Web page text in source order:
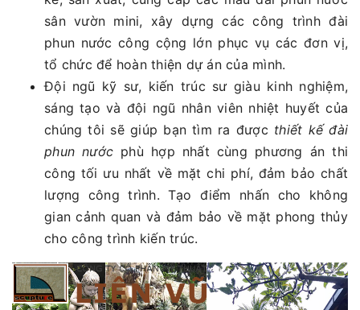
sân vườn mini, xây dựng các công trình đài
phun nước công cộng lớn phục vụ các đơn vị,
tổ chức để hoàn thiện dự án của mình.
Đội ngũ kỹ sư, kiến trúc sư giàu kinh nghiệm,
sáng tạo và đội ngũ nhân viên nhiệt huyết của
chúng tôi sẽ giúp bạn tìm ra được thiết kế đài
phun nước phù hợp nhất cùng phương án thi
công tối ưu nhất về mặt chi phí, đảm bảo chất
lượng công trình. Tạo điểm nhấn cho không
gian cảnh quan và đảm bảo về mặt phong thủy
cho công trình kiến trúc.